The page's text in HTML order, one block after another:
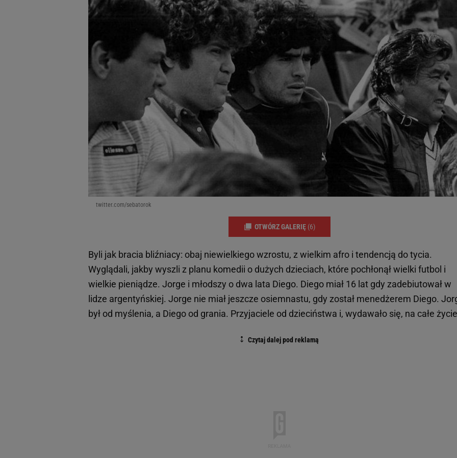
twitter.com/sebatorok
OTWÓRZ GALERIĘ (6)
Byli jak bracia bliźniacy: obaj niewielkiego wzrostu, z wielkim afro i tendencją do tycia.
Wyglądali, jakby wyszli z planu komedii o dużych dzieciach, które pochłonął wielki futbol i
wielkie pieniądze. Jorge i młodszy o dwa lata Diego. Diego miał 16 lat gdy zadebiutował w
lidze argentyńskiej. Jorge nie miał jeszcze osiemnastu, gdy został menedżerem Diego.
był od myślenia, a Diego od grania. Przyjaciele od dzieciństwa i, wydawało się, na całe